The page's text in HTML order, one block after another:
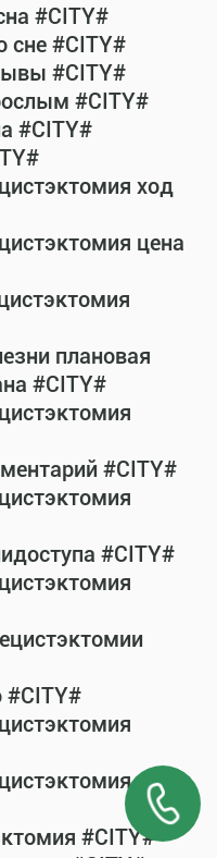
#CITY#
сне #CITY#
#CITY#
#CITY#
#CITY#
ход
цена
плановая
#CITY#
#CITY#
#CITY#
#CITY#
#CITY#